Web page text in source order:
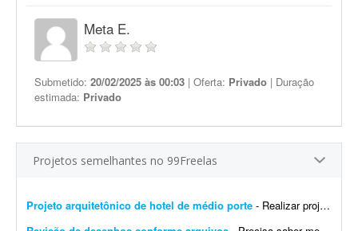
Meta E.
Submetido: 20/02/2025 às 00:03 | Oferta: Privado | Duração
estimada: Privado
Projetos semelhantes no 99Freelas
Projeto arquitetônico de hotel de médio porte - Realizar projeto arquitetônico para hotel de médio porte e entregar os desenhos técnicos realizados em softwares de modelagem CAD/BIM. Você deverá entregar: * Rel...